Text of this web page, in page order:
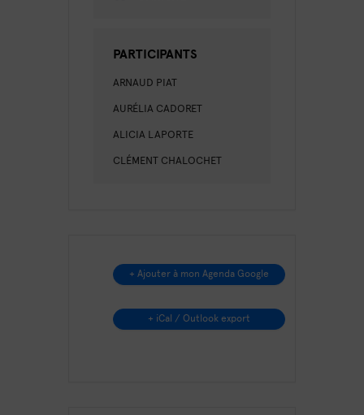
PARTICIPANTS
ARNAUD PIAT
AURÉLIA CADORET
ALICIA LAPORTE
CLÉMENT CHALOCHET
+ Ajouter à mon Agenda Google
+ iCal / Outlook export